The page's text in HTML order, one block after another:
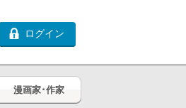
ログイン
漫画家･作家